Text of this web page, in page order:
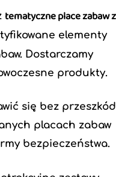
tematyczne place zabaw z
elementy
Dostarczamy
produkty.
się bez przeszkód
placach zabaw
bezpieczeństwa.